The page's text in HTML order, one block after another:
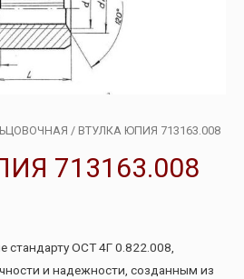
/ ВТУЛКА ЮПИЯ 713163.008
713163.008
стандарту ОСТ 4Г 0.822.008,
и надежности, созданным из